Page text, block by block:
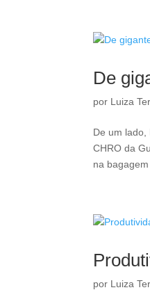
De
por Luiza
De um lado,
CHRO da
na
por Luiza